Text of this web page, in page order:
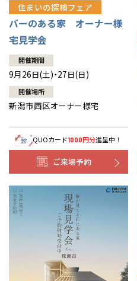
住まいの探検フェア
バーのある家 オーナー様
宅見学会
開催期間
9月26日(土)・27日(日)
開催場所
新潟市西区オーナー様宅
QUOカード1000円分進呈中！
ご来場予約